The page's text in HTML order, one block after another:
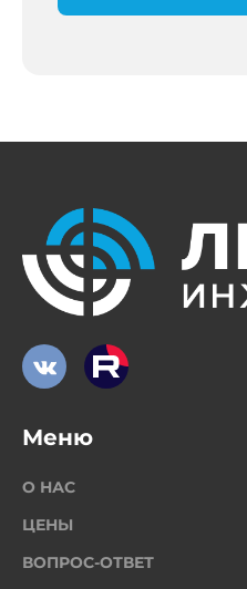
Меню
О НАС
ЦЕНЫ
ВОПРОС-ОТВЕТ